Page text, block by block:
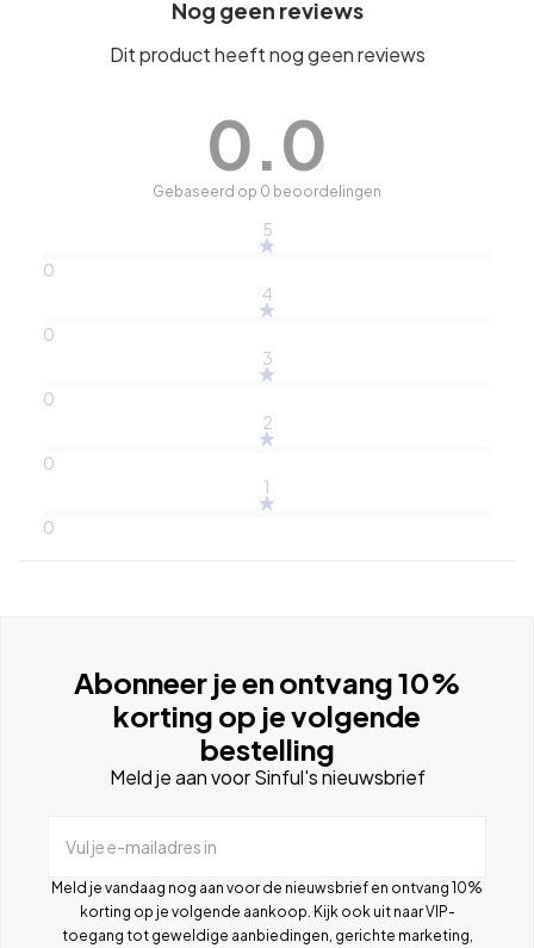
Nog geen reviews
Dit product heeft nog geen reviews
0.0
Gebaseerd op 0 beoordelingen
5
0
4
0
3
0
2
0
1
0
Abonneer je en ontvang 10%
korting op je volgende
bestelling
Meld je aan voor Sinful's nieuwsbrief
Vul je e-mailadres in
Meld je vandaag nog aan voor de nieuwsbrief en ontvang 10%
korting op je volgende aankoop. Kijk ook uit naar VIP-
toegang tot geweldige aanbiedingen, gerichte marketing,